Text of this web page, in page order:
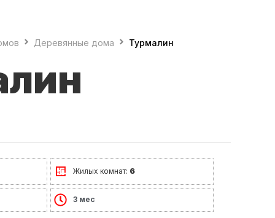
Деревянные дома Турмалин
Жилых комнат: 6
3 мес